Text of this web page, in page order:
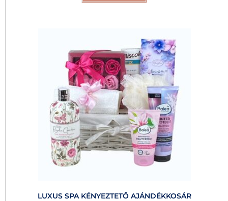
LUXUS SPA KÉNYEZTETŐ AJÁNDÉKKOSÁR